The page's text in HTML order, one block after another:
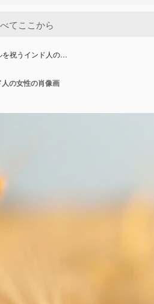
を祝うインド人の…
の女性の肖像画